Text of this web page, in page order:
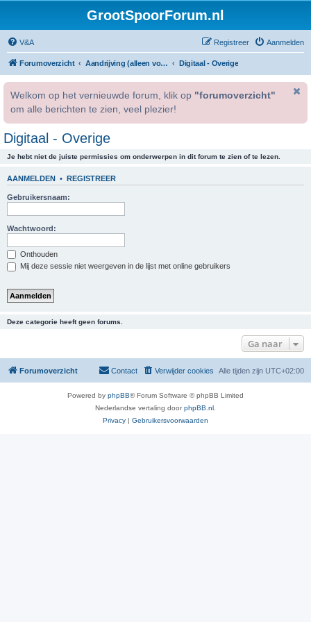
GrootSpoorForum.nl
V&A Aanmelden
Registreer
Forumoverzicht Aandrijving (alleen voor geregistreerde gebruikers). Digitaal - Overige
Welkom op het vernieuwde forum, klik op "forumoverzicht"
om alle berichten te zien, veel plezier!
Digitaal - Overige
Je hebt niet de juiste permissies om onderwerpen in dit forum te zien of te lezen.
AANMELDEN • REGISTREER
Gebruikersnaam:
Wachtwoord:
Onthouden
Mij deze sessie niet weergeven in de lijst met online gebruikers
Deze categorie heeft geen forums.
Ga naar
Forumoverzicht Alle tijden zijn UTC+02:00
Verwijder cookies
Contact
Powered by phpBB® Forum Software © phpBB Limited
Nederlandse vertaling doorphpBB.nl
Privacy | Gebruikersvoorwaarden